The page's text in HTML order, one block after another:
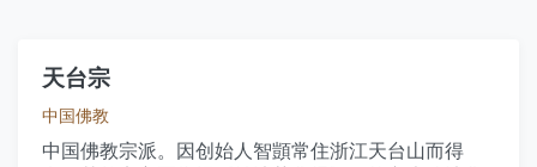
天台宗
中国佛教
中国佛教宗派。因创始人智顗常住浙江天台山而得